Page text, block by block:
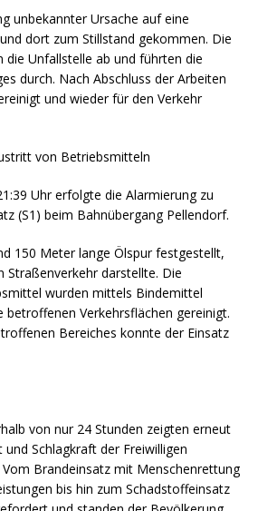
unbekannter Ursache auf eine
dort zum Stillstand gekommen. Die
die Unfallstelle ab und führten die
durch. Nach Abschluss der Arbeiten
und wieder für den Verkehr
von Betriebsmitteln
Uhr erfolgte die Alarmierung zu
(S1) beim Bahnübergang Pellendorf.
150 Meter lange Ölspur festgestellt,
Straßenverkehr darstellte. Die
wurden mittels Bindemittel
Verkehrsflächen gereinigt.
Bereiches konnte der Einsatz
von nur 24 Stunden zeigten erneut
Schlagkraft der Freiwilligen
Brandeinsatz mit Menschenrettung
bis hin zum Schadstoffeinsatz